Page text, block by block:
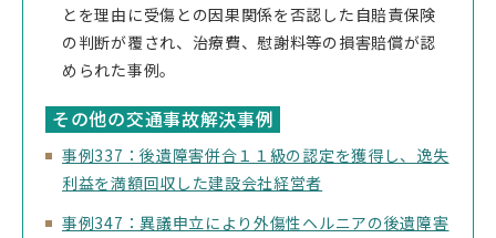
とを理由に受傷との因果関係を否認した自賠責保険
の判断が覆され、治療費、慰謝料等の損害賠償が認
められた事例。
その他の交通事故解決事例
事例337：後遺障害併合１１級の認定を獲得し、逸失
利益を満額回収した建設会社経営者
事例347：異議申立により外傷性ヘルニアの後遺障害